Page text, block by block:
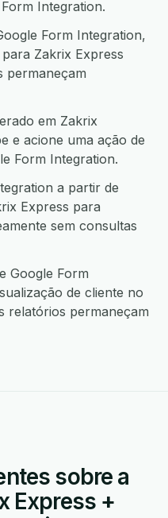
Integration.
Form Integration,
Zakrix Express
permaneçam
em Zakrix
e acione uma ação de
Form Integration.
a partir de
Express para
sem consultas
Google Form
de cliente no
relatórios permaneçam
sobre a
Express +